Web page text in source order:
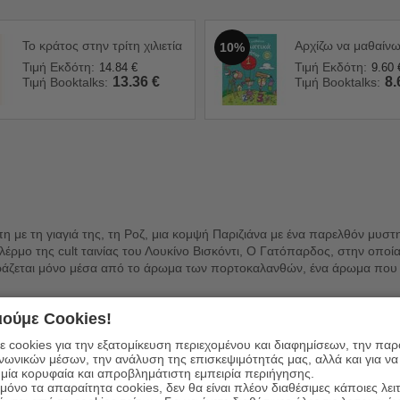
Το κράτος στην τρίτη χιλιετία
Τιμή Εκδότη: 14.84 €
Τιμή Booktalks: 13.36 €
10%
Αρχίζω να μαθαίνω
Τιμή Εκδότη: 9.60
Τιμή Booktalks:
τη γιαγιά της, τη Ροζ, μια κομψή Παριζιάνα με ένα παρελθόν
της cult ταινίας του Λουκίνο Βισκόντι, Ο Γατόπαρδος, στην
μόνο μέσα από το άρωμα των πορτοκαλανθών, ένα άρωμα
η Κονστάνς θα πρέπει να ακολουθήσει τα ίχνη της. Θα χρειαστεί
καρδιές.
μπροστά στη λαμπρότητα των παλατιών του και μέσα στα μάγια
Cookies!
cookies για την εξατομίκευση περιεχομένου και διαφημίσεων, την
μέσων, την ανάλυση της επισκεψιμότητάς μας, αλλά και για
κορυφαία και απροβλημάτιστη εμπειρία περιήγησης.
τα απαραίτητα cookies, δεν θα είναι πλέον διαθέσιμες κάποιες